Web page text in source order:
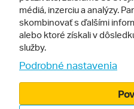
Sledujte nás
© 2005 - 2026, Zájazdy.sk,
médiá, inzerciu a analýzy.
skombinovať s ďalšími
alebo ktoré získali v
služby.
Podrobné nastavenia